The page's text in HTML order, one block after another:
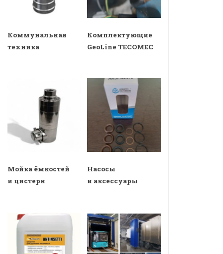
Коммунальная
техника
Комплектующие
GeoLine TECOMEC
Мойка ёмкостей
и цистерн
Насосы
и аксессуары